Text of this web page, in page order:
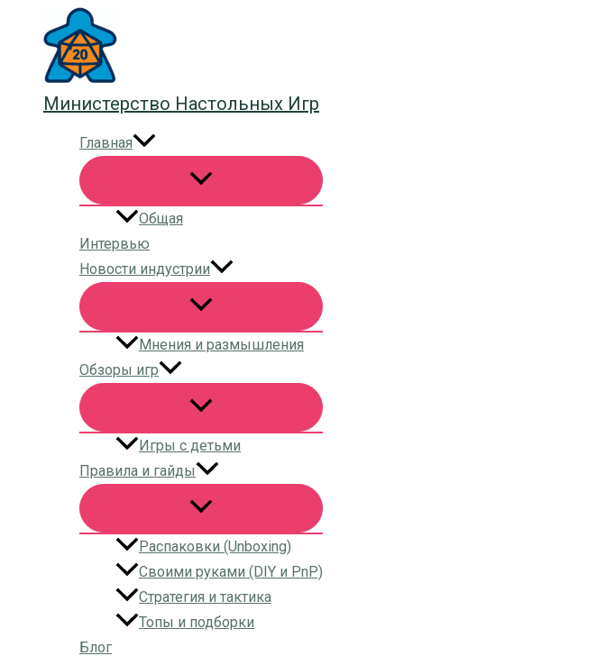
содержимому
Министерство Настольных Игр
Главная
Общая
Интервью
Новости индустрии
Мнения и размышления
Обзоры игр
Игры с детьми
Правила и гайды
Распаковки (Unboxing)
Своими руками (DIY и PnP)
Стратегия и тактика
Топы и подборки
Блог